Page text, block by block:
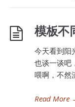
模板不
今天看到阳
也谈一谈吧
喂啊，不然
Read More